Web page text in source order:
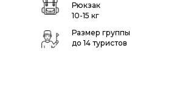
Рюкзак
10-15 кг
Размер группы
до 14 туристов